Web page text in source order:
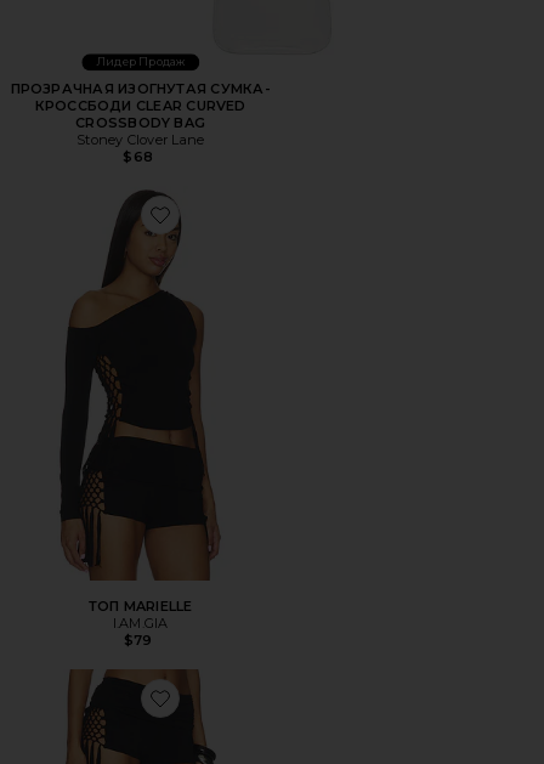
Лидер Продаж
ПРОЗРАЧНАЯ ИЗОГНУТАЯ СУМКА-
КРОССБОДИ CLEAR CURVED
CROSSBODY BAG
Stoney Clover Lane
$68
Favorite ТОП MARIELLE
ТОП MARIELLE
I.AM.GIA
$79
Favorite ШОРТЫ MARIELLE